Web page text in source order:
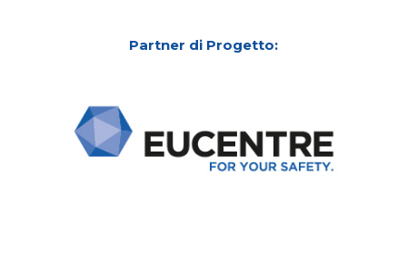
Partner di Progetto: